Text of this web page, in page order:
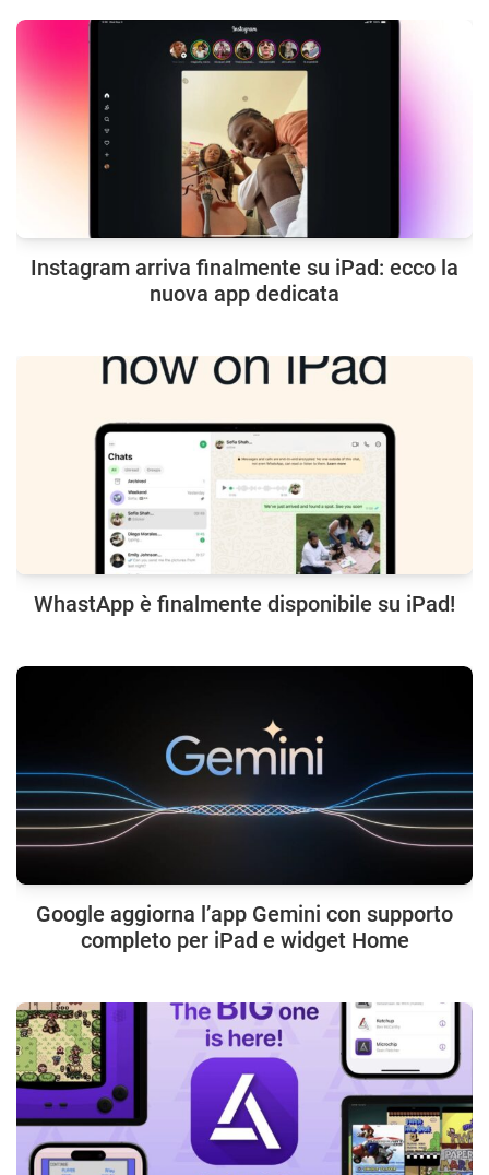
Instagram arriva finalmente su iPad: ecco la
nuova app dedicata
WhastApp è finalmente disponibile su iPad!
Google aggiorna l’app Gemini con supporto
completo per iPad e widget Home